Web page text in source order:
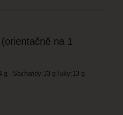
na 1
g Sacharidy: 33 gTuky: 13 g